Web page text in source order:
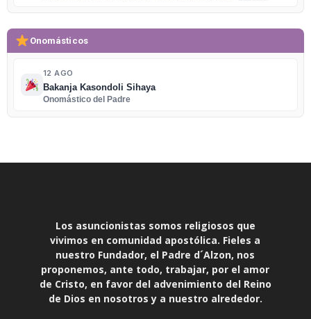
Onomásticos
12 AGO
Bakanja Kasondoli Sihaya
Onomástico del Padre
Los asuncionistas somos religiosos que
vivimos en comunidad apostólica. Fieles a
nuestro Fundador, el Padre d´Alzon, nos
proponemos, ante todo, trabajar, por el amor
de Cristo, en favor del advenimiento del Reino
de Dios en nosotros y a nuestro alrededor.